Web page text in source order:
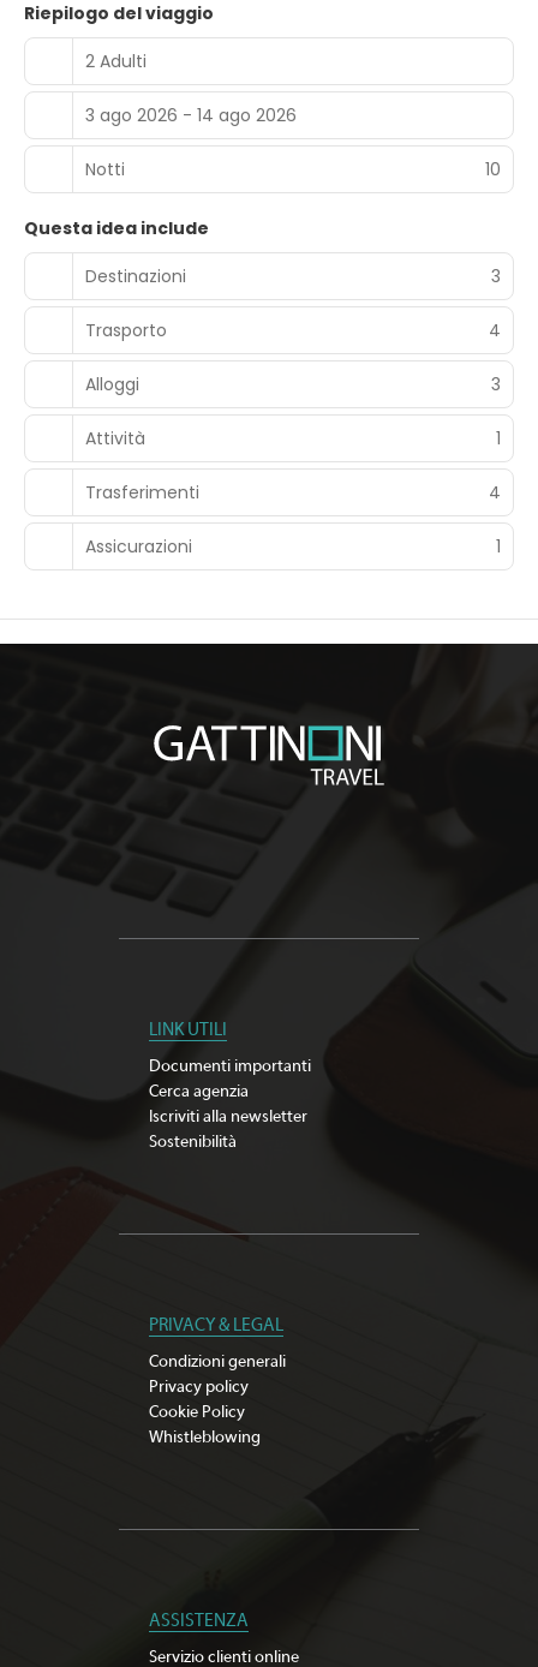
Riepilogo del viaggio
2 Adulti
3 ago 2026 - 14 ago 2026
Notti 10
Questa idea include
Destinazioni
3
Trasporto 4
Alloggi 3
Attività 1
Trasferimenti 4
Assicurazioni 1
LINK UTILI
Documenti importanti
Cerca agenzia
Iscriviti alla newsletter
Sostenibilità
PRIVACY & LEGAL
Condizioni generali
Privacy policy
Cookie Policy
Whistleblowing
ASSISTENZA
Servizio clienti online